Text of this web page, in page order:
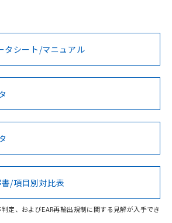
ご利用いただく前に、以下を必ずお読
件
項・凡例
Hg Cd Cr(VI)
O
タシート/マニュアル
/項目別対比表
定、およびEAR再輸出規制に関する見解が入手でき